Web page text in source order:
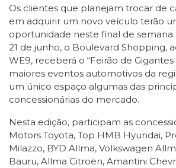
Os clientes que planejam trocar de
em adquirir um novo veículo terão
oportunidade neste final de semana.
21 de junho, o Boulevard Shopping,
WE9, receberá o “Feirão de Gigantes
maiores eventos automotivos da
um único espaço algumas das
concessionárias do mercado.
Nesta edição, participam as
Motors Toyota, Top HMB Hyundai,
Milazzo, BYD Allma, Volkswagen
Bauru, Allma Citroën, Amantini